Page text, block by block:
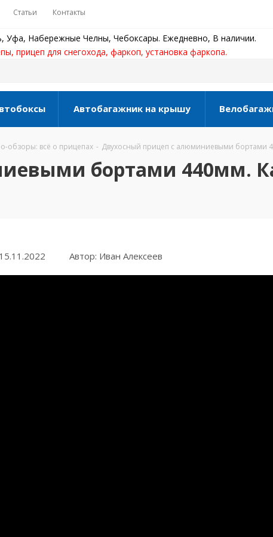
Статьи Контакты
Уфа, Набережные Челны, Чебоксары. Ежедневно, В наличии.
прицеп для снегохода, фаркоп, установка фаркопа.
Автобагажник на крышу
обзоры: всё о прицепах - Двухосный прицеп с алюминиевыми бортами
бортами 440мм.
Автор: Иван Алексеев